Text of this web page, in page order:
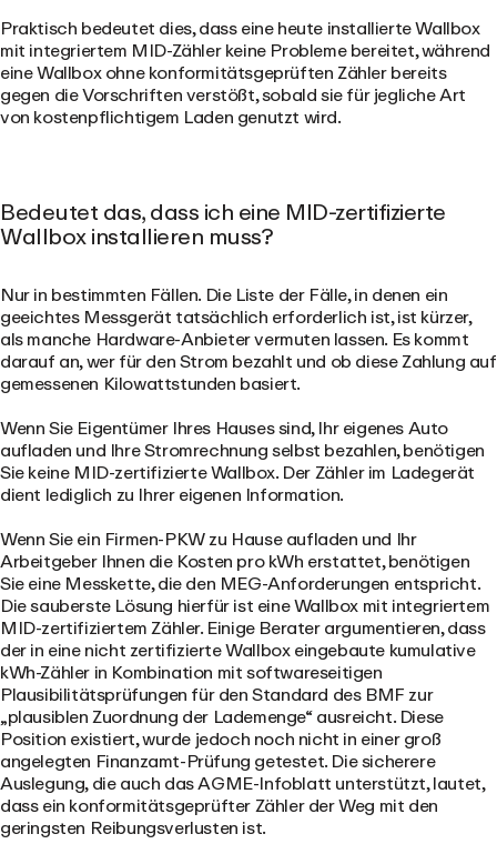
Praktisch bedeutet dies, dass eine heute installierte Wallbox
mit integriertem MID-Zähler keine Probleme bereitet, während
eine Wallbox ohne konformitätsgeprüften Zähler bereits
gegen die Vorschriften verstößt, sobald sie für jegliche Art
von kostenpflichtigem Laden genutzt wird.
Bedeutet das, dass ich eine MID-zertifizierte
Wallbox installieren muss?
Nur in bestimmten Fällen. Die Liste der Fälle, in denen ein
geeichtes Messgerät tatsächlich erforderlich ist, ist kürzer,
als manche Hardware-Anbieter vermuten lassen. Es kommt
darauf an, wer für den Strom bezahlt und ob diese Zahlung auf
gemessenen Kilowattstunden basiert.
Wenn Sie Eigentümer Ihres Hauses sind, Ihr eigenes Auto
aufladen und Ihre Stromrechnung selbst bezahlen, benötigen
Sie keine MID-zertifizierte Wallbox. Der Zähler im Ladegerät
dient lediglich zu Ihrer eigenen Information.
Wenn Sie ein Firmen-PKW zu Hause aufladen und Ihr
Arbeitgeber Ihnen die Kosten pro kWh erstattet, benötigen
Sie eine Messkette, die den MEG-Anforderungen entspricht.
Die sauberste Lösung hierfür ist eine Wallbox mit integriertem
MID-zertifiziertem Zähler. Einige Berater argumentieren, dass
der in eine nicht zertifizierte Wallbox eingebaute kumulative
kWh-Zähler in Kombination mit softwareseitigen
Plausibilitätsprüfungen für den Standard des BMF zur
„plausiblen Zuordnung der Lademenge“ ausreicht. Diese
Position existiert, wurde jedoch noch nicht in einer groß
angelegten Finanzamt-Prüfung getestet. Die sicherere
Auslegung, die auch das AGME-Infoblatt unterstützt, lautet,
dass ein konformitätsgeprüfter Zähler der Weg mit den
geringsten Reibungsverlusten ist.